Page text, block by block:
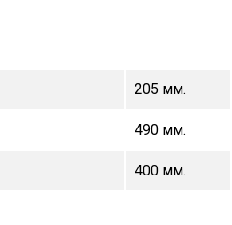
205 мм.
490 мм.
400 мм.